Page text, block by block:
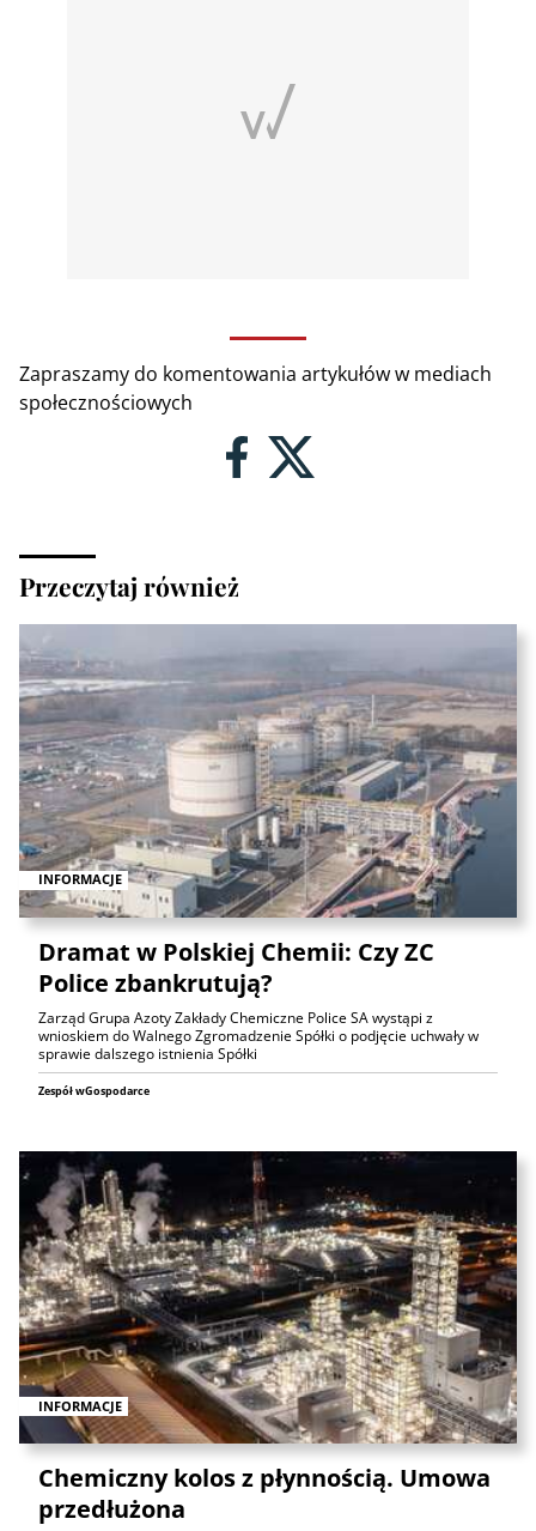
Zapraszamy do komentowania artykułów w mediach
społecznościowych
Przeczytaj również
INFORMACJE
Dramat w Polskiej Chemii: Czy ZC
Police zbankrutują?
Zarząd Grupa Azoty Zakłady Chemiczne Police SA wystąpi z
wnioskiem do Walnego Zgromadzenie Spółki o podjęcie uchwały w
sprawie dalszego istnienia Spółki
Zespół wGospodarce
INFORMACJE
Chemiczny kolos z płynnością. Umowa
przedłużona